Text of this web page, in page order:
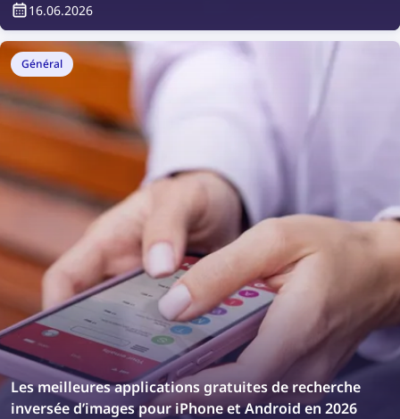
web pour enquêter sur quelqu’un en ligne.
16.06.2026
Général
Les meilleures applications gratuites de recherche
inversée d’images pour iPhone et Android en 2026